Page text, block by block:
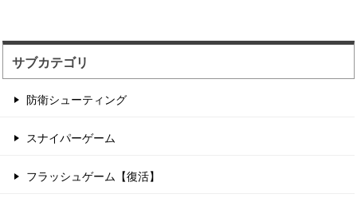
サブカテゴリ
防衛シューティング
スナイパーゲーム
フラッシュゲーム【復活】